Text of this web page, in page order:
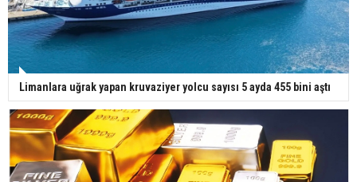
Limanlara uğrak yapan kruvaziyer yolcu sayısı 5 ayda 455 bini aştı